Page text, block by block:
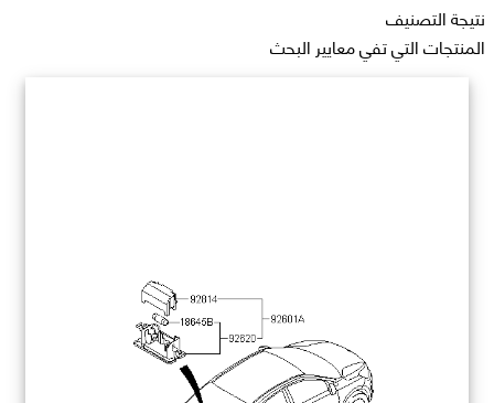
نتيجة التصنيف
المنتجات التي تفي معايير البحث